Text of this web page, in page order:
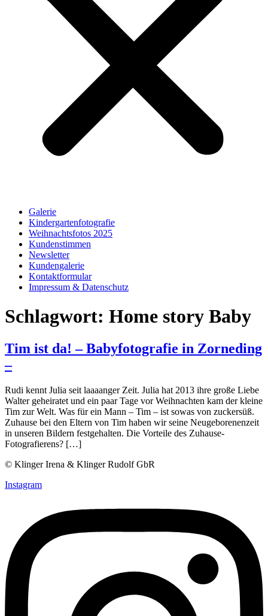
Galerie
Kindergartenfotografie
Weihnachtsfotos 2025
Kundenstimmen
Newsletter
Kundengalerie
Kontaktformular
Impressum & Datenschutz
Schlagwort: Home story Baby
Tim ist da! – Babyfotografie in Zorneding
–
Rudi kennt Julia seit laaaanger Zeit. Julia hat 2013 ihre große Liebe
Walter geheiratet und ein paar Tage vor Weihnachten kam der kleine
Tim zur Welt. Was für ein Mann – Tim – ist sowas von zuckersüß.
Zuhause bei den Eltern von Tim haben wir seine Neugeborenenzeit
in unseren Bildern festgehalten. Die Vorteile des Zuhause-
Fotografierens? […]
© Klinger Irena & Klinger Rudolf GbR
Instagram